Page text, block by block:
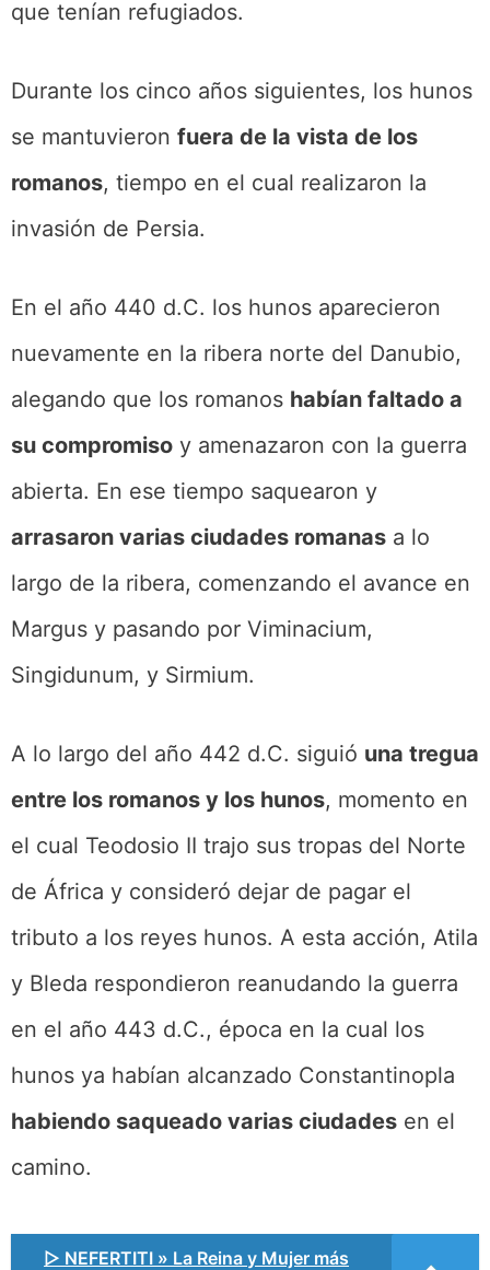
que tenían refugiados.
Durante los cinco años siguientes, los hunos
se mantuvieron fuera de la vista de los
romanos, tiempo en el cual realizaron la
invasión de Persia.
En el año 440 d.C. los hunos aparecieron
nuevamente en la ribera norte del Danubio,
alegando que los romanos habían faltado a
su compromiso y amenazaron con la guerra
abierta. En ese tiempo saquearon y
arrasaron varias ciudades romanas a lo
largo de la ribera, comenzando el avance en
Margus y pasando por Viminacium,
Singidunum, y Sirmium.
A lo largo del año 442 d.C. siguió una tregua
entre los romanos y los hunos, momento en
el cual Teodosio II trajo sus tropas del Norte
de África y consideró dejar de pagar el
tributo a los reyes hunos. A esta acción, Atila
y Bleda respondieron reanudando la guerra
en el año 443 d.C., época en la cual los
hunos ya habían alcanzado Constantinopla
habiendo saqueado varias ciudades en el
camino.
▷ NEFERTITI » La Reina y Mujer más